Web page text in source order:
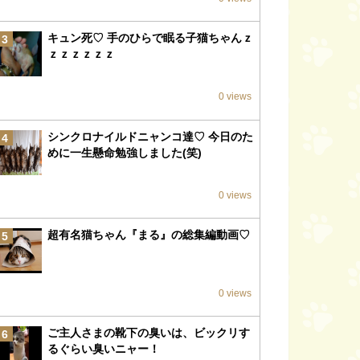
3
キュン死♡ 手のひらで眠る子猫ちゃんｚ
ｚｚｚｚｚｚ
0 views
4
シンクロナイルドニャンコ達♡ 今日のた
めに一生懸命勉強しました(笑)
0 views
5 超有名猫ちゃん『まる』の総集編動画♡
0 views
6
ご主人さまの靴下の臭いは、ビックリす
るぐらい臭いニャー！